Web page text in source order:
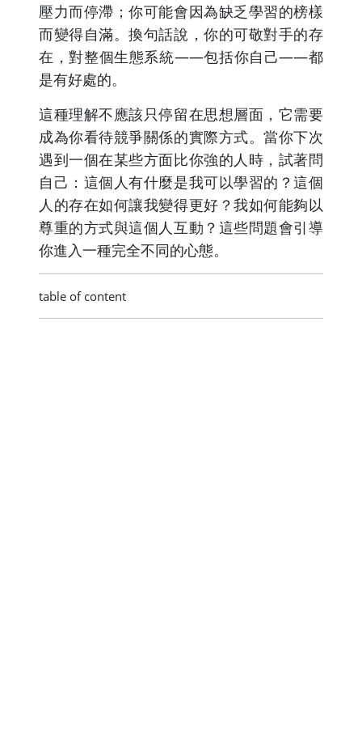
壓力而停滯；你可能會因為缺乏學習的榜樣
而變得自滿。換句話說，你的可敬對手的存
在，對整個生態系統——包括你自己——都
是有好處的。
這種理解不應該只停留在思想層面，它需要
成為你看待競爭關係的實際方式。當你下次
遇到一個在某些方面比你強的人時，試著問
自己：這個人有什麼是我可以學習的？這個
人的存在如何讓我變得更好？我如何能夠以
尊重的方式與這個人互動？這些問題會引導
你進入一種完全不同的心態。
table of content